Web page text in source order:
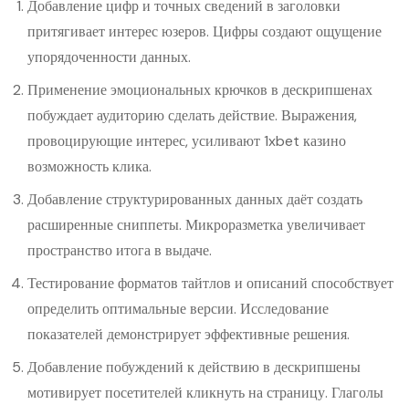
Добавление цифр и точных сведений в заголовки
притягивает интерес юзеров. Цифры создают ощущение
упорядоченности данных.
Применение эмоциональных крючков в дескрипшенах
побуждает аудиторию сделать действие. Выражения,
провоцирующие интерес, усиливают 1xbet казино
возможность клика.
Добавление структурированных данных даёт создать
расширенные сниппеты. Микроразметка увеличивает
пространство итога в выдаче.
Тестирование форматов тайтлов и описаний способствует
определить оптимальные версии. Исследование
показателей демонстрирует эффективные решения.
Добавление побуждений к действию в дескрипшены
мотивирует посетителей кликнуть на страницу. Глаголы